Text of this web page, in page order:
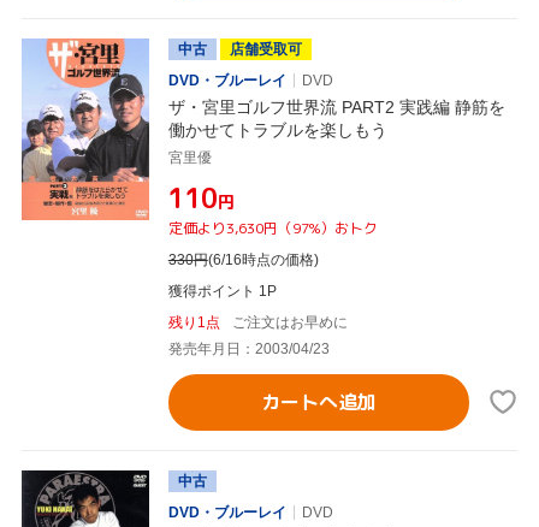
中古
店舗受取可
DVD・ブルーレイ
DVD
ザ・宮里ゴルフ世界流 PART2 実践編 静筋を
働かせてトラブルを楽しもう
宮里優
¥110円
定価より3,630円（97%）おトク
330円(6/16時点の価格)
獲得ポイント 1P
残り1点
ご注文はお早めに
発売年月日：2003/04/23
カートへ追加
中古
DVD・ブルーレイ
DVD